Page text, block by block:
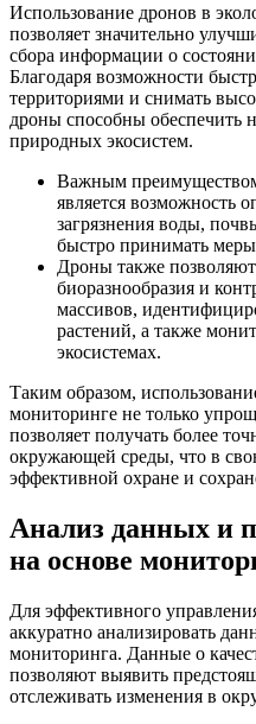
Использование дронов в
позволяет значительно
сбора информации о
Благодаря возможности
территориями и снимать
дроны способны обеспечить
природных экосистем.
Важным
является возможность
загрязнения воды,
быстро принимать
Дроны также
биоразнообразия и
массивов,
растений, а также
экосистемах.
Таким образом,
мониторинге не только
позволяет получать более
окружающей среды, что в
эффективной охране и
Анализ данных и
на основе
Для эффективного
аккуратно анализировать
мониторинга. Данные о
позволяют выявить
отслеживать изменения в